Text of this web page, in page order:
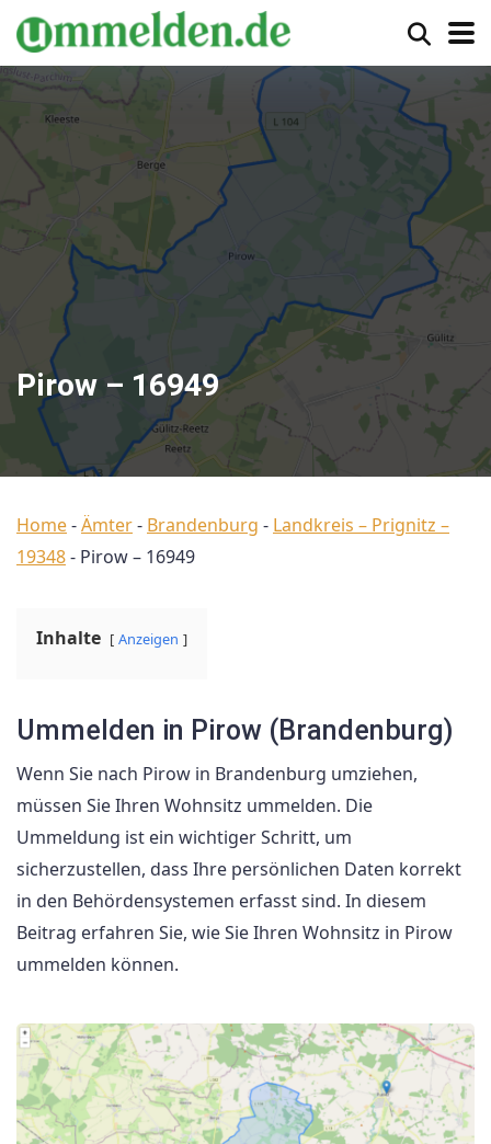
Pirow – 16949
Home-Ämter- Brandenburg - Landkreis – Prignitz –
19348- Pirow – 16949
Inhalte Anzeigen
Ummelden in Pirow (Brandenburg)
Wenn Sie nach Pirow in Brandenburg umziehen,
müssen Sie Ihren Wohnsitz ummelden. Die
Ummeldung ist ein wichtiger Schritt, um
sicherzustellen, dass Ihre persönlichen Daten korrekt
in den Behördensystemen erfasst sind. In diesem
Beitrag erfahren Sie, wie Sie Ihren Wohnsitz in Pirow
ummelden können.